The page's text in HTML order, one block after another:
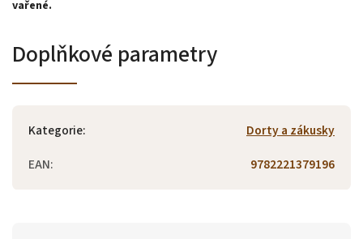
vařené.
Doplňkové parametry
Kategorie:
Dorty a zákusky
EAN: 9782221379196